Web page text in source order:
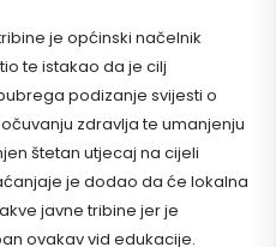
je općinski načelnik
te istakao da je cilj
podizanje svijesti o
zdravlja te umanjenju
štetan utjecaj na cijeli
je dodao da će lokalna
javne tribine jer je
ovakav vid edukacije.